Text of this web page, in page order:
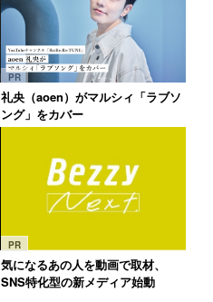
PR
礼央（aoen）がマルシィ「ラブソ
ング」をカバー
PR
気になるあの人を動画で取材、
SNS特化型の新メディア始動